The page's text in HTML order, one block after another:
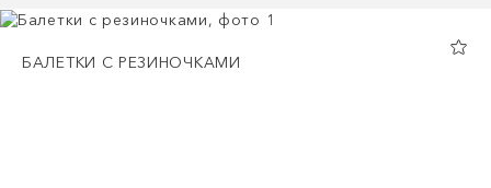
БАЛЕТКИ С РЕЗИНОЧКАМИ